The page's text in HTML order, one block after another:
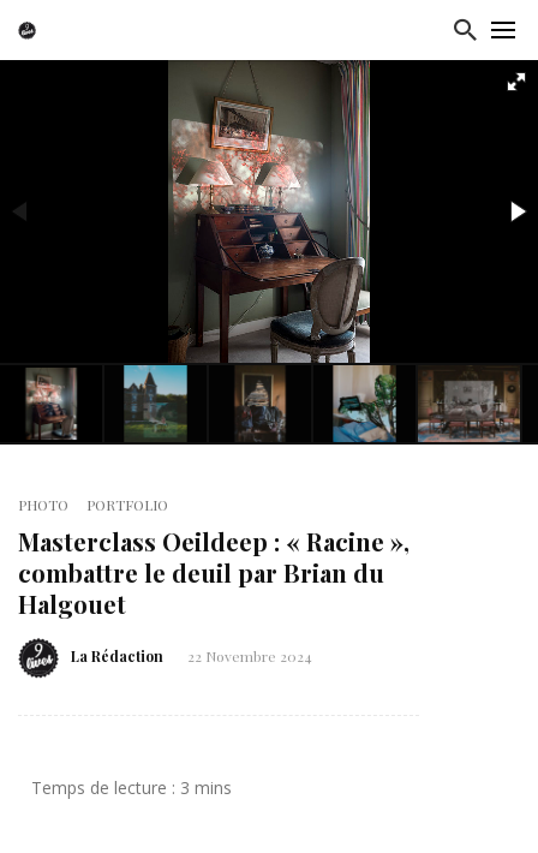
PHOTO PORTFOLIO
Masterclass Oeildeep : « Racine »,
combattre le deuil par Brian du
Halgouet
La Rédaction 22 Novembre 2024